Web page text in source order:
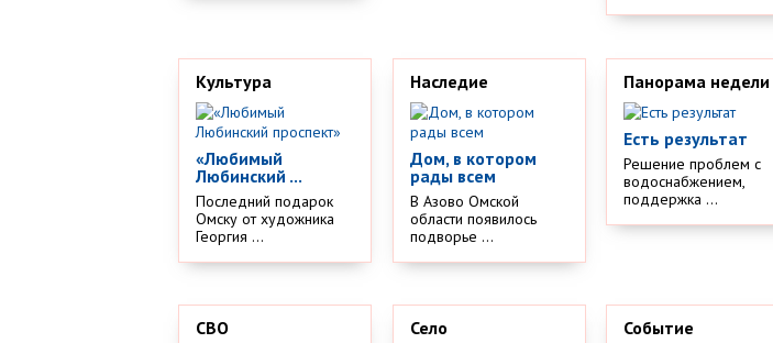
Культура
«Любимый
Любинский ...
Последний подарок
Омску от художника
Георгия ...
Наследие
Дом, в котором
рады всем
В Азово Омской
области появилось
подворье ...
Панорама недели
Есть результат
Решение проблем с
водоснабжением,
поддержка ...
СВО Село Событие